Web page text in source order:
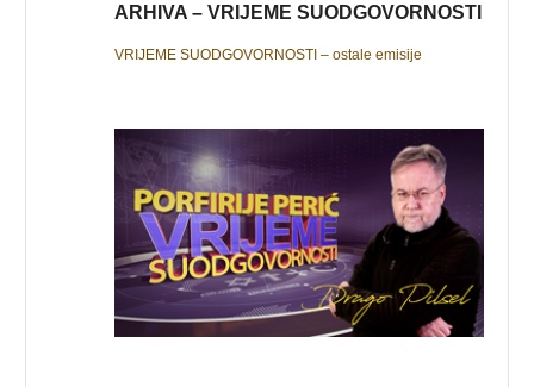
ARHIVA – VRIJEME SUODGOVORNOSTI
VRIJEME SUODGOVORNOSTI – ostale emisije